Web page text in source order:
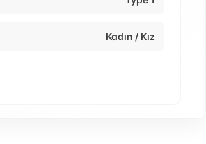
Kadın / Kız